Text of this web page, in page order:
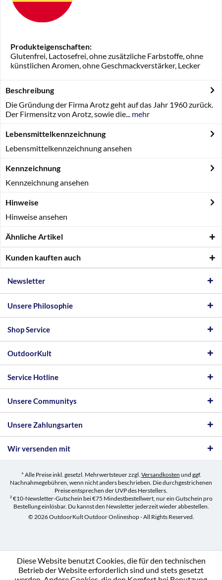
Produkteigenschaften:
Glutenfrei, Lactosefrei, ohne zusätzliche Farbstoffe, ohne
künstlichen Aromen, ohne Geschmackverstärker, Lecker
Beschreibung
Die Gründung der Firma Arotz geht auf das Jahr 1960 zurück.
Der Firmensitz von Arotz, sowie die... mehr
Lebensmittelkennzeichnung
Lebensmittelkennzeichnung ansehen
Kennzeichnung
Kennzeichnung ansehen
Hinweise
Hinweise ansehen
Ähnliche Artikel
Kunden kauften auch
Newsletter
Unsere Philosophie
Shop Service
OutdoorKult
Service Hotline
Unsere Communitys
Unsere Zahlungsarten
Wir versenden mit
* Alle Preise inkl. gesetzl. Mehrwertsteuer zzgl. Versandkosten und ggf.
Nachnahmegebühren, wenn nicht anders beschrieben. Die durchgestrichenen
Preise entsprechen der UVP des Herstellers.
² €10-Newsletter-Gutschein bei €75 Mindestbestellwert, nur ein Gutschein pro
Bestellung einlösbar. Du kannst den Newsletter jederzeit wieder abbestellen.
© 2026 OutdoorKult Outdoor Onlineshop - All Rights Reserved.
Diese Website benutzt Cookies, die für den technischen
Betrieb der Website erforderlich sind und stets gesetzt